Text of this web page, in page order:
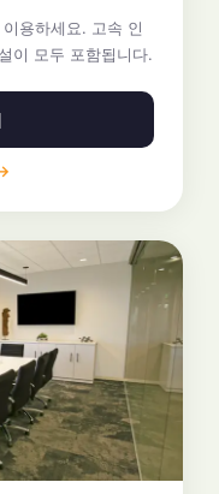
용하세요. 고속 인
이 모두 포함됩니다.